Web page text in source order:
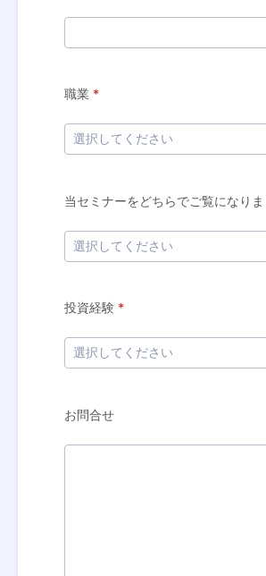
職業 *
当セミナーをどちらでご覧になり
投資経験 *
お問合せ